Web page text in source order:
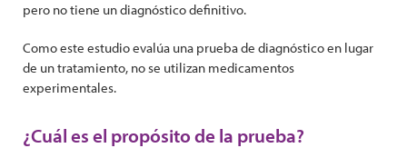
pero no tiene un diagnóstico definitivo.
Como este estudio evalúa una prueba de diagnóstico en lugar
de un tratamiento, no se utilizan medicamentos
experimentales.
¿Cuál es el propósito de la prueba?